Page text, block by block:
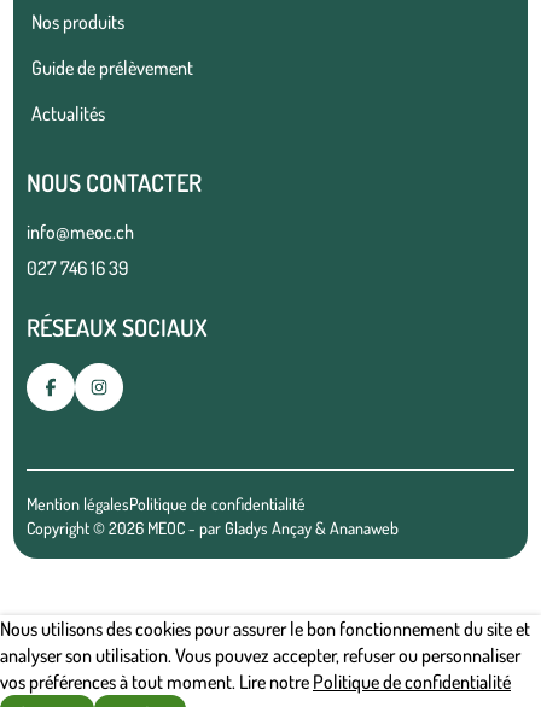
Nos produits
Guide de prélèvement
Actualités
NOUS CONTACTER
info@meoc.ch
027 746 16 39
RÉSEAUX SOCIAUX
Mention légalesPolitique de confidentialité
Copyright © 2026 MEOC - parGladys Ançay&Ananaweb
Nous utilisons des cookies pour assurer le bon fonctionnement du site et
analyser son utilisation. Vous pouvez accepter, refuser ou personnaliser
vos préférences à tout moment. Lire notre Politique de confidentialité